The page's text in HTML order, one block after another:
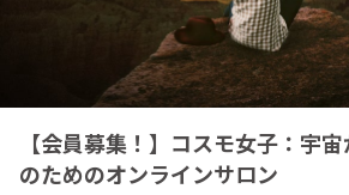
【会員募集！】コスモ女子：宇
のためのオンラインサロン